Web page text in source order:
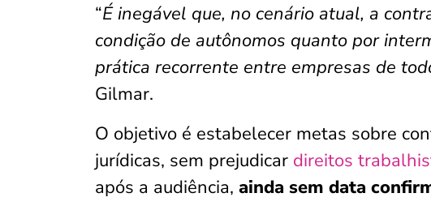
“É inegável que, no cenário atual, a
condição de autônomos quanto por
prática recorrente entre empresas de
Gilmar.
O objetivo é estabelecer metas sobre
jurídicas, sem prejudicar direitos
após a audiência, ainda sem data